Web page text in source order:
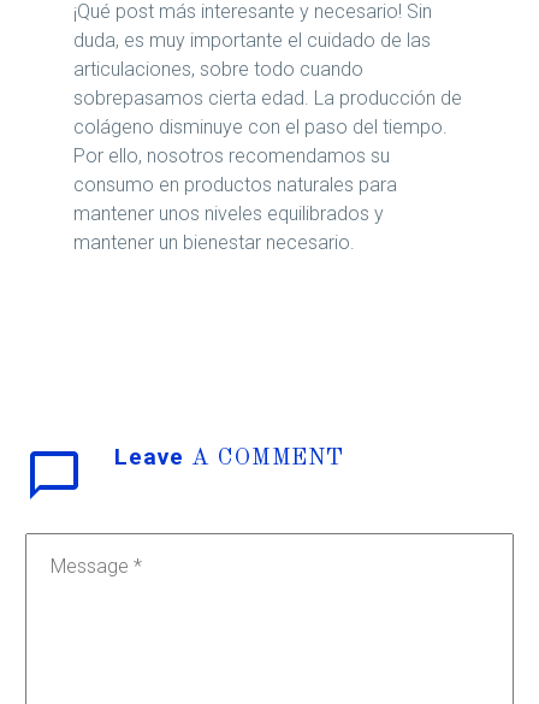
¡Qué post más interesante y necesario! Sin
duda, es muy importante el cuidado de las
articulaciones, sobre todo cuando
sobrepasamos cierta edad. La producción de
colágeno disminuye con el paso del tiempo.
Por ello, nosotros recomendamos su
consumo en productos naturales para
mantener unos niveles equilibrados y
mantener un bienestar necesario.
Leave A COMMENT